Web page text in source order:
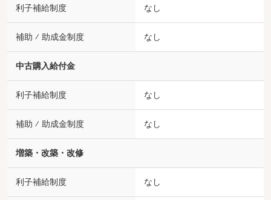
利子補給制度 なし
補助 ⁄ 助成金制度 なし
中古購入給付金
利子補給制度 なし
補助 ⁄ 助成金制度 なし
増築・改築・改修
利子補給制度 なし